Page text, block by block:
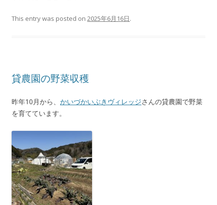
This entry was posted on 2025年6月16日.
貸農園の野菜収穫
昨年10月から、 かいづかいぶきヴィレッジさんの貸農園で野菜
を育てています。